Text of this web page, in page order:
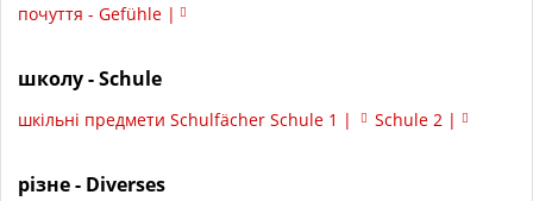
почуття - Gefühle |
школу - Schule
шкільні предмети Schulfächer Schule 1 | Schule 2 |
різне - Diverses